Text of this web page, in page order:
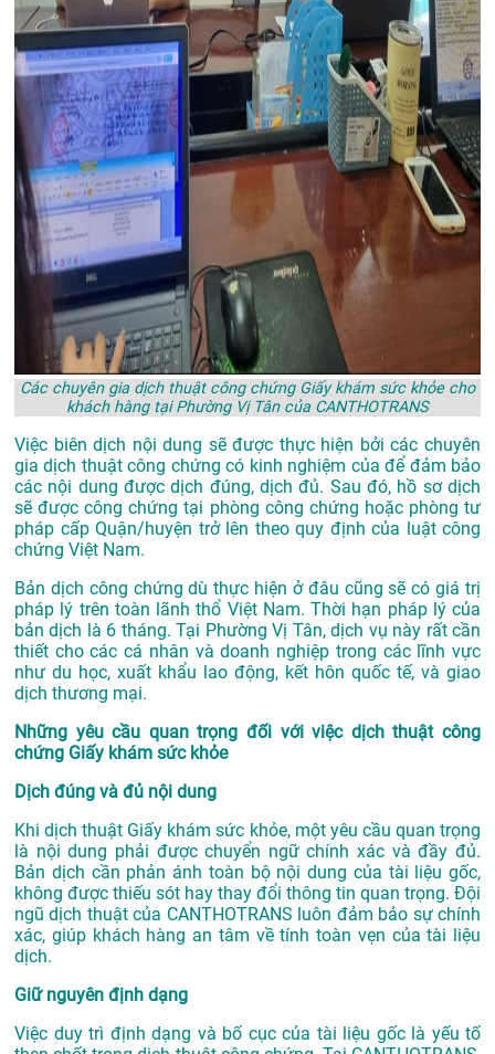
Các chuyên gia dịch thuật công chứng Giấy khám sức khỏe cho
khách hàng tại Phường Vị Tân của CANTHOTRANS
Việc biên dịch nội dung sẽ được thực hiện bởi các chuyên
gia dịch thuật công chứng có kinh nghiệm của để đảm bảo
các nội dung được dịch đúng, dịch đủ. Sau đó, hồ sơ dịch
sẽ được công chứng tại phòng công chứng hoặc phòng tư
pháp cấp Quận/huyện trở lên theo quy định của luật công
chứng Việt Nam.
Bản dịch công chứng dù thực hiện ở đâu cũng sẽ có giá trị
pháp lý trên toàn lãnh thổ Việt Nam. Thời hạn pháp lý của
bản dịch là 6 tháng. Tại Phường Vị Tân, dịch vụ này rất cần
thiết cho các cá nhân và doanh nghiệp trong các lĩnh vực
như du học, xuất khẩu lao động, kết hôn quốc tế, và giao
dịch thương mại.
Những yêu cầu quan trọng đối với việc dịch thuật công
chứng Giấy khám sức khỏe
Dịch đúng và đủ nội dung
Khi dịch thuật Giấy khám sức khỏe, một yêu cầu quan trọng
là nội dung phải được chuyển ngữ chính xác và đầy đủ.
Bản dịch cần phản ánh toàn bộ nội dung của tài liệu gốc,
không được thiếu sót hay thay đổi thông tin quan trọng. Đội
ngũ dịch thuật của CANTHOTRANS luôn đảm bảo sự chính
xác, giúp khách hàng an tâm về tính toàn vẹn của tài liệu
dịch.
Giữ nguyên định dạng
Việc duy trì định dạng và bố cục của tài liệu gốc là yếu tố